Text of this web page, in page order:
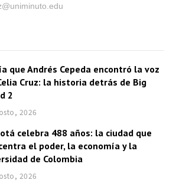
que Andrés Cepeda encontró la voz
Cruz: la historia detrás de Big
2
2026
celebra 488 años: la ciudad que
el poder, la economía y la
de Colombia
2026